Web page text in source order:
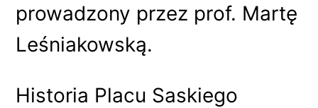
prowadzony przez prof. Martę
Leśniakowską.
Historia Placu Saskiego